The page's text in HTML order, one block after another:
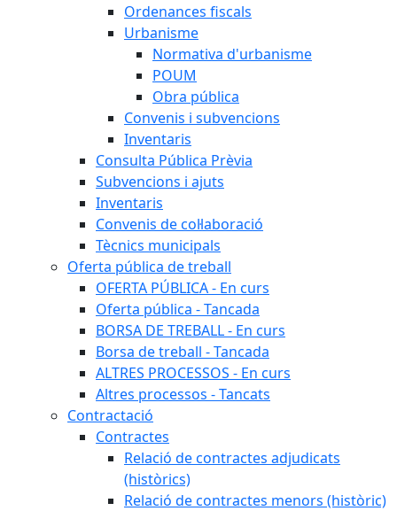
Ordenances fiscals
Urbanisme
Normativa d'urbanisme
POUM
Obra pública
Convenis i subvencions
Inventaris
Consulta Pública Prèvia
Subvencions i ajuts
Inventaris
Convenis de col·laboració
Tècnics municipals
Oferta pública de treball
OFERTA PÚBLICA - En curs
Oferta pública - Tancada
BORSA DE TREBALL - En curs
Borsa de treball - Tancada
ALTRES PROCESSOS - En curs
Altres processos - Tancats
Contractació
Contractes
Relació de contractes adjudicats
(històrics)
Relació de contractes menors (històric)